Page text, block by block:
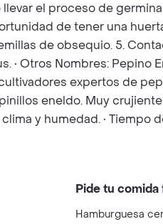
el proceso de
de tener una
de obsequio. 5.
• Otros Nombres: Pepino
expertos de
eneldo. Muy
y humedad. • Tiempo
Pide tu
Hamburguesa